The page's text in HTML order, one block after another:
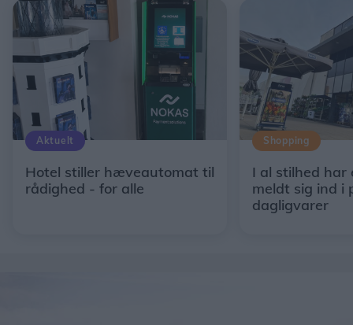
Aktuelt
Hotel stiller hæveautomat til
rådighed - for alle
Shopping
I al stilhed har
meldt sig ind i
dagligvarer